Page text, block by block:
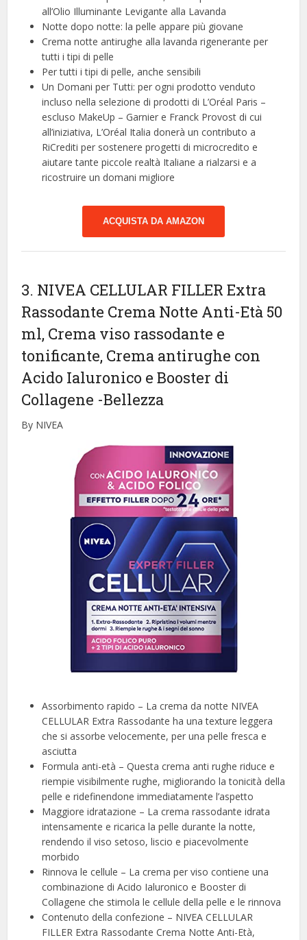
all’Olio Illuminante Levigante alla Lavanda
Notte dopo notte: la pelle appare più giovane
Crema notte antirughe alla lavanda rigenerante per
tutti i tipi di pelle
Per tutti i tipi di pelle, anche sensibili
Un Domani per Tutti: per ogni prodotto venduto
incluso nella selezione di prodotti di L’Oréal Paris –
escluso MakeUp – Garnier e Franck Provost di cui
all’iniziativa, L’Oréal Italia donerà un contributo a
RiCrediti per sostenere progetti di microcredito e
aiutare tante piccole realtà Italiane a rialzarsi e a
ricostruire un domani migliore
ACQUISTA DA AMAZON
3. NIVEA CELLULAR FILLER Extra
Rassodante Crema Notte Anti-Età 50
ml, Crema viso rassodante e
tonificante, Crema antirughe con
Acido Ialuronico e Booster di
Collagene -Bellezza
By NIVEA
Assorbimento rapido – La crema da notte NIVEA
CELLULAR Extra Rassodante ha una texture leggera
che si assorbe velocemente, per una pelle fresca e
asciutta
Formula anti-età – Questa crema anti rughe riduce e
riempie visibilmente rughe, migliorando la tonicità della
pelle e ridefinendone immediatamente l’aspetto
Maggiore idratazione – La crema rassodante idrata
intensamente e ricarica la pelle durante la notte,
rendendo il viso setoso, liscio e piacevolmente
morbido
Rinnova le cellule – La crema per viso contiene una
combinazione di Acido Ialuronico e Booster di
Collagene che stimola le cellule della pelle e le rinnova
Contenuto della confezione – NIVEA CELLULAR
FILLER Extra Rassodante Crema Notte Anti-Età,